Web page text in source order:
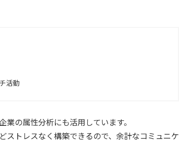
活動
の属性分析にも活用しています。
トレスなく構築できるので、余計なコミュニケ